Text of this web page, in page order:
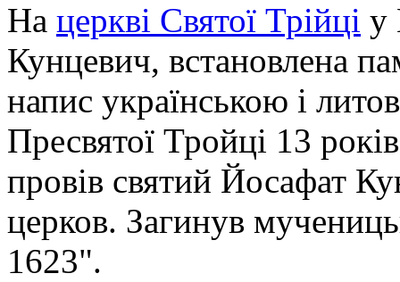
На церквi Святої Трійці у
Кунцевич, встановлена
напис українською і
Пресвятої Тройці 13
провів святий Йосафат
церков. Загинув
1623".